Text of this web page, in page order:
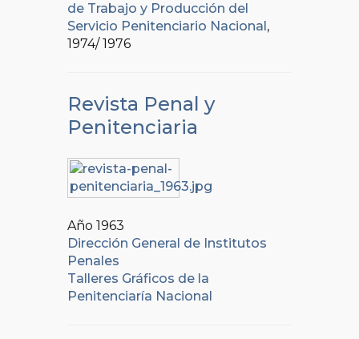
de Trabajo y Producción del
Servicio Penitenciario Nacional ,
1974/ 1976
Revista Penal y
Penitenciaria
Año 1963
Dirección General de Institutos
Penales
Talleres Gráficos de la
Penitenciaría Nacional